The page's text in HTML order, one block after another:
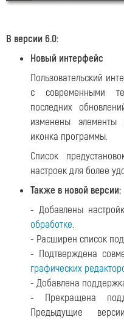
В версии 6.0:
Новый интерфейс
Пользовательский
с современными
последних
изменены
иконка программы.
Список
настроек для более
Также в новой версии:
- Добавлены
обработке.
- Расширен список
- Подтверждена
графических
- Добавлена
- Прекращена
Предыдущие